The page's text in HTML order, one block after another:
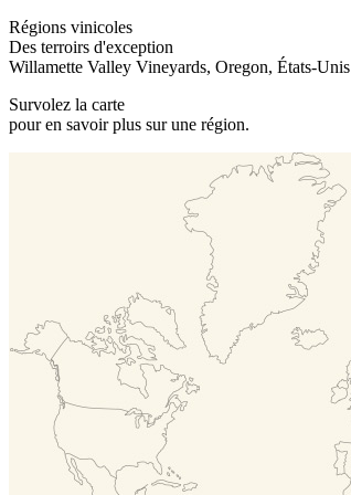
Régions vinicoles
Des terroirs d'exception
Willamette Valley Vineyards, Oregon, États-Unis
Survolez la carte
pour en savoir plus sur une région.